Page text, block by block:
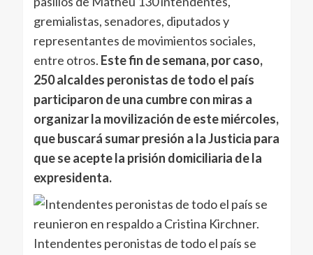
gremialistas, senadores, diputados y
representantes de movimientos sociales,
entre otros. Este fin de semana, por caso,
250 alcaldes peronistas de todo el país
participaron de una cumbre con miras a
organizar la movilización de este miércoles,
que buscará sumar presión a la Justicia para
que se acepte la prisión domiciliaria de la
expresidenta.
Intendentes peronistas de todo el país se